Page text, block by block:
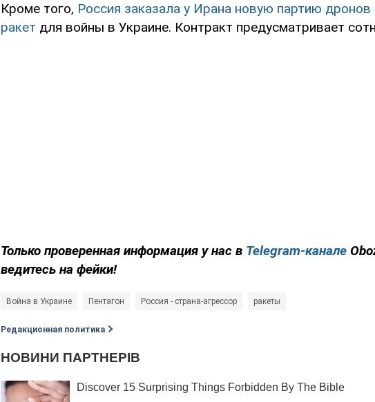
Кроме того, Россия заказала у Ирана новую партию дронов
ракет для войны в Украине. Контракт предусматривает
Только проверенная информация у нас в Telegram-канале
ведитесь на фейки!
Война в Украине Пентагон Россия - страна-агрессор ракеты
Редакционная политика